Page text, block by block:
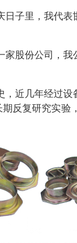
子里，我代
股份公司，
近几年经过
反复研究实